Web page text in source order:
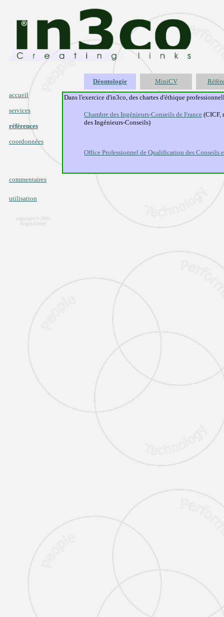
accueil
services
références
coordonnées
commentaires
utilisation
copyright © 2005
Jurgen Emery
Déontologie MiniCV
Dans l'exercice d'in3co, des chartes d'éthique
Chambre des Ingénieurs-Conseils de France (CICF,
des Ingénieurs-Conseils)
Office Professionnel de Qualification des Conseils